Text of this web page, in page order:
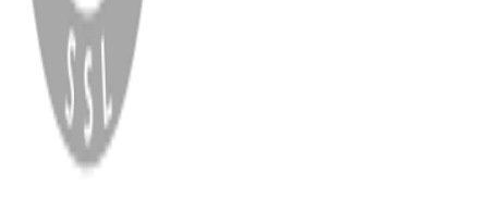
WhatsApp Facebook
Copyright
2026 Dükkan Hifi